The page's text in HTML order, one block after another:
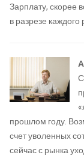
Зарплату, скорее
в разрезе каждого
прошлом году.
счет уволенных
сейчас с рынка